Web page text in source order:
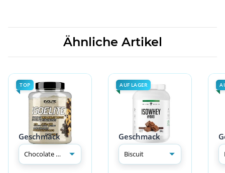
Ähnliche Artikel
TOP
Geschmack
AUF LAGER
Geschmack